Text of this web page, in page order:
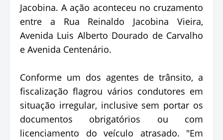
Jacobina. A ação aconteceu no cruzamento
entre a Rua Reinaldo Jacobina Vieira,
Avenida Luis Alberto Dourado de Carvalho
e Avenida Centenário.
Conforme um dos agentes de trânsito, a
fiscalização flagrou vários condutores em
situação irregular, inclusive sem portar os
documentos obrigatórios ou com
licenciamento do veículo atrasado. "Em